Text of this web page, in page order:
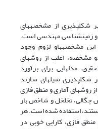
شکل­پذیری از مشخصه­های
زمین­شناسی مهندسی است.
مشخصه­هاو لزوم وجود
مشخصه، اغلب از روش­های
مدل­هایی برای برآورد
شکل­پذیری شیل­های سازند
روش­های آماری و منطق فازی
چگالی، تخلخل و شاخص بار
استفاده شده است. هر
فازی، کارایی خوبی در